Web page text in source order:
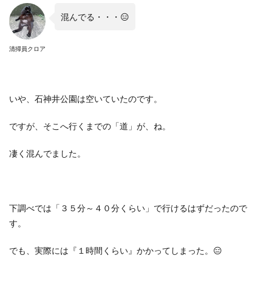
清掃員クロア
混んでる・・・😑
いや、石神井公園は空いていたのです。
ですが、そこへ行くまでの「道」が、ね。
凄く混んでました。
下調べでは「３５分～４０分くらい」で行けるはずだったので
す。
でも、実際には『１時間くらい』かかってしまった。😑